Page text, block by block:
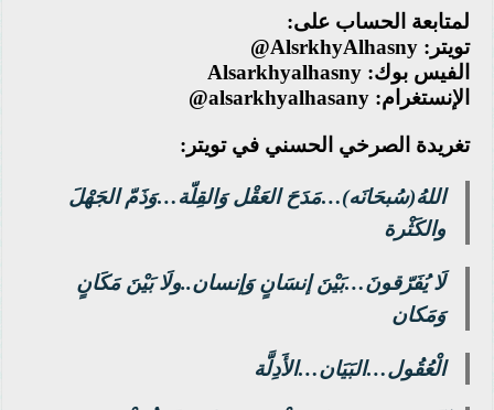
لمتابعة الحساب على:
تويتر: AlsrkhyAlhasny@
الفيس بوك: Alsarkhyalhasny
الإنستغرام: alsarkhyalhasany@
تغريدة الصرخي الحسني في تويتر:
اللهُ(سُبحَانَه)…مَدَحَ العَقْل وَالقِلّة…وَذَمّ الجَهْلَ
والكَثْرة
لَا يُفَرّقونَ…بَيْنَ إنسَانٍ وَإنسان..ولَا بَيْنَ مَكَانٍ
وَمَكان
الْعُقُول…البَيَان…الأَدِلَّة